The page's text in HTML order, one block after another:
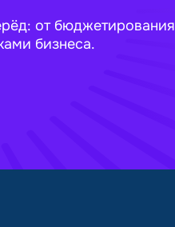
от бюджетирования
бизнеса.